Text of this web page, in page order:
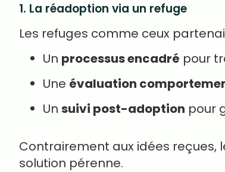
1. La réadoption via un refuge
Les refuges comme ceux
Un processus encadré pour
Une évaluation
Un suivi post-adoption pour
Contrairement aux idées reçues,
solution pérenne.